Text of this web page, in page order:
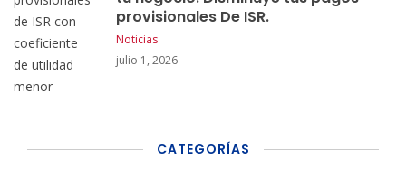
provisionales De ISR.
Noticias
julio 1, 2026
CATEGORÍAS